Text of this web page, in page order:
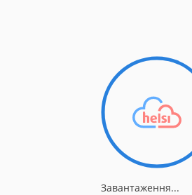
Завантаження...